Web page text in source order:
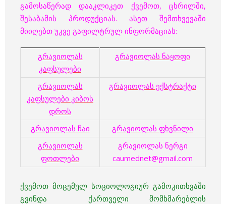
გამოსაწერად დააკლიკეთ ქვემოთ, ცხრილში,
შესაბამის პროდუქციას. ასეთ შემთხვევაში
მიიღებთ უკვე გაფილტრულ ინფორმაციას:
გრავიოლას
კაფსულები
გრავიოლას ნაყოფი
გრავიოლას
კაფსულები კიბოს
დროს
გრავიოლას ექსტრაქტი
გრავიოლას ჩაი
გრავიოლას ფხვნილი
გრავიოლას
ფოთლები
გრავიოლას ნერგი
caumednet@gmail.com
ქვემოთ მოცემულ სოციოლოგიურ გამოკითხვაში
გვინდა ქართველი მომხმარებლის